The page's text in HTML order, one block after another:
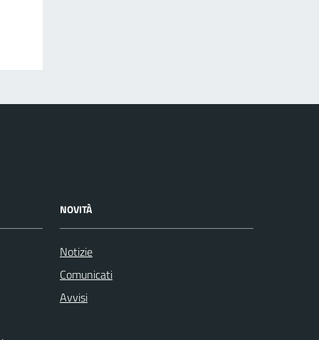
NOVITÀ
Notizie
Comunicati
Avvisi